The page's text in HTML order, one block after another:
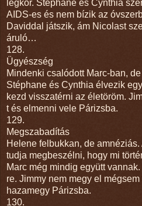
légkör. Stéphane és Cynthia
AIDS-es és nem bízik az
Daviddal játszik, ám Nicolast
áruló…
128.
Ügyészség
Mindenki csalódott Marc-ban,
Stéphane és Cynthia élvezik
kezd visszatérni az életöröm.
t és elmenni vele Párizsba.
129.
Megszabadítás
Helene felbukkan, de
tudja megbeszélni, hogy mi
Marc még mindig együtt
re. Jimmy nem megy el
hazamegy Párizsba.
130.